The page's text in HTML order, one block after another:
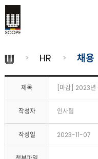
HR 채용
제목 [마감] 2023년
작성자 인사팀
작성일 2023-11-07